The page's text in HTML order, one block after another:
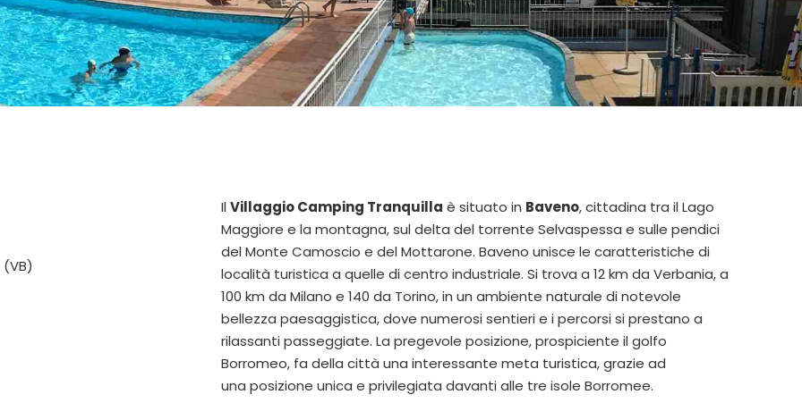
Il Villaggio Camping Tranquilla è situato in Baveno, cittadina tra il Lago
Maggiore e la montagna, sul delta del torrente Selvaspessa e sulle pendici
del Monte Camoscio e del Mottarone. Baveno unisce le caratteristiche di
località turistica a quelle di centro industriale. Si trova a 12 km da Verbania, a
100 km da Milano e 140 da Torino, in un ambiente naturale di notevole
bellezza paesaggistica, dove numerosi sentieri e i percorsi si prestano a
rilassanti passeggiate. La pregevole posizione, prospiciente il golfo
Borromeo, fa della città una interessante meta turistica, grazie ad
una posizione unica e privilegiata davanti alle tre isole Borromee.